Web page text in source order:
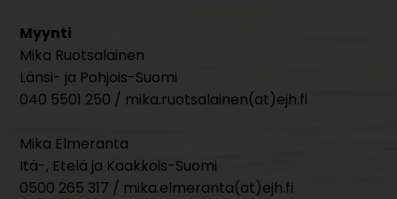
Myynti
Mika Ruotsalainen
Länsi- ja Pohjois-Suomi
040 5501 250 / mika.ruotsalainen(at)ejh.fi
Mika Elmeranta
Itä-, Etelä ja Kaakkois-Suomi
0500 265 317 / mika.elmeranta(at)ejh.fi